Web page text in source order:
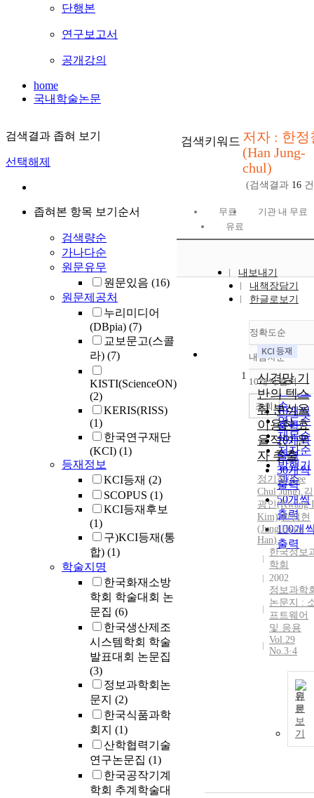
단행본
연구보고서
공개강의
home
국내학술논문
검색결과 좁혀 보기
선택해제
좁혀본 항목 보기순서
검색량순
가나다순
원문유무
원문있음 (16)
원문제공처
누리미디어
(DBpia) (7)
교보문고(스콜
라) (7)
KISTI(ScienceON)
(2)
KERIS(RISS)
(1)
한국연구재단
(KCI) (1)
등재정보
KCI등재 (2)
SCOPUS (1)
KCI등재후보
(1)
구)KCI등재(통
합) (1)
학술지명
한국화재소방
학회 학술대회 논
문집 (6)
한국생산제조
시스템학회 학술
발표대회 논문집
(3)
정보과학회논
문지 (2)
한국식품과학
회지 (1)
산학협력기술
연구논문집 (1)
한국공작기계
학회 추계학술대
검색키워드 저자 : 한정
(Han Jung-
chul)
(검색결과 16
무료
기관 내 무료
유료
내보내기
내책장담기
한글로보기
정확도순
정확도
순
인기도
순
연도순
제목순
저자순
발행기
관순
내림차순
내림차
10개씩 출력
10개씩
출력
20개씩
출력
30개씩
출력
50개씩
출력
100개
출력
조회
1
신경망 기
반의 텍스
춰 분석을
이용한 효
율적인 문
자 추출
정기 철(Kee
Chul Jung),김
광인(Kwang
Kim),한정 현
(JungHyun
Han)
한국정보
학회
2002
정보과학
논문지 :
프트웨어
및 응용
Vol.29
No.3·4
원
문
보
기